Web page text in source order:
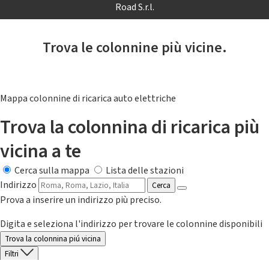
Road S.r.l.
Trova le colonnine più vicine.
Mappa colonnine di ricarica auto elettriche
Trova la colonnina di ricarica più
vicina a te
Cerca sulla mappa
Lista delle stazioni
Indirizzo
Cerca
Prova a inserire un indirizzo più preciso.
Digita e seleziona l'indirizzo per trovare le colonnine disponibili
Trova la colonnina piú vicina
Filtri